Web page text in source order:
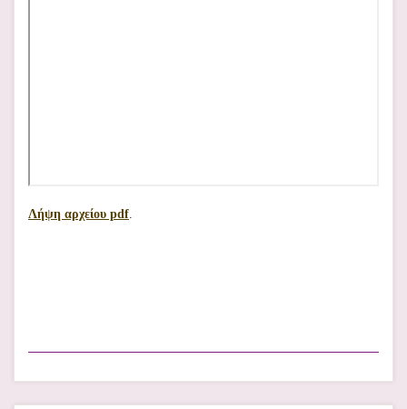
Λήψη αρχείου pdf